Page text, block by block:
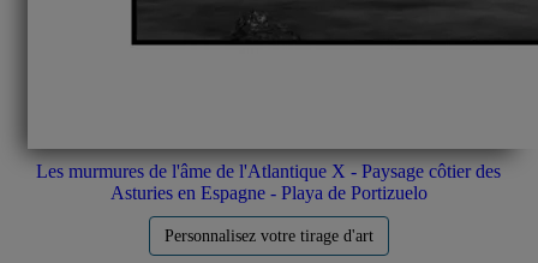
Les murmures de l'âme de l'Atlantique X - Paysage côtier des
Asturies en Espagne - Playa de Portizuelo
Personnalisez votre tirage d'art